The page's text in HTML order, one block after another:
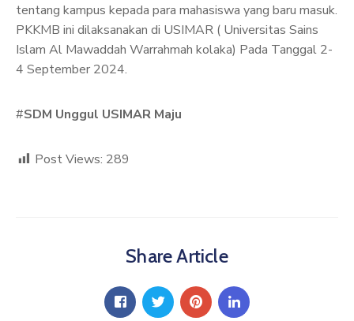
tentang kampus kepada para mahasiswa yang baru masuk.
PKKMB ini dilaksanakan di USIMAR ( Universitas Sains
Islam Al Mawaddah Warrahmah kolaka) Pada Tanggal 2-
4 September 2024.
#SDM Unggul USIMAR Maju
Post Views: 289
Share Article